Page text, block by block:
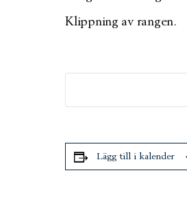
Klippning av rangen.
Lägg till i kalender